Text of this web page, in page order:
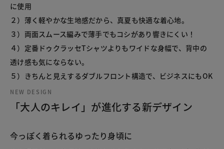
に使用
２）薄く軽やかな生地感だから、真夏も快適な着心地。
３）両面スムース編みで薄手でもコシがあり響きにくい！
４）定番ドゥクラッセTシャツよりもワイドな身幅で、背中の
透け感も気にならない。
５）きちんと見えするダブルフロント構造で、ビジネスにもOK
NEW DESIGN
「大人のキレイ」が進化する新デザイン
今っぽく着られるゆったり身頃に